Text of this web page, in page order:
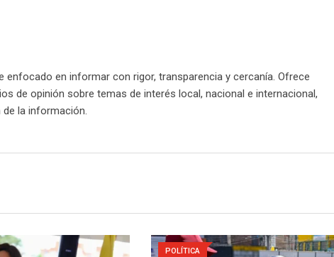
enfocado en informar con rigor, transparencia y cercanía. Ofrece
de opinión sobre temas de interés local, nacional e internacional,
la información.
POLÍTICA